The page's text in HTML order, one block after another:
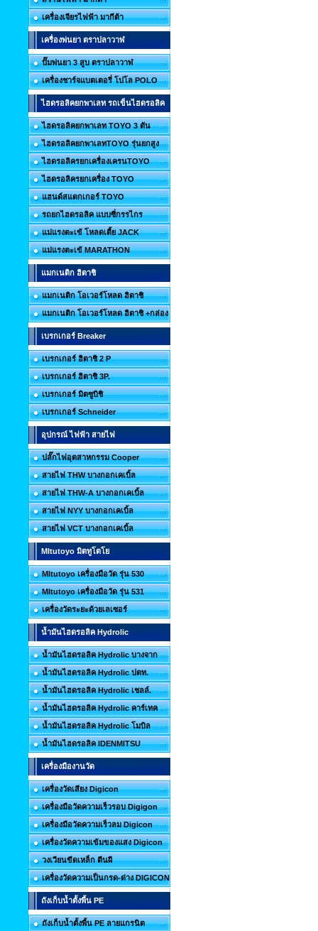
เครื่องเจียรไฟฟ้า มากีต้า
เครื่องพ่นยา ตราปลาวาฬ
ปั๊มพ่นยา 3 สูบ ตราปลาวาฬ
เครื่องชาร์จแบตเตอรี่ โปโล POLO
ไฮดรอลิคยกพาเลท รถเข็นไฮดรอลิค
ไฮดรอลิคยกพาเลท TOYO 3 ตัน
ไฮดรอลิคยกพาเลทTOYO รุ่นยกสูง
ไฮดรอลิครยกเครื่องเครนTOYO
ไฮดรอลิครยกเครื่อง TOYO
แฮนด์สแตกเกอร์ TOYO
รถยกไฮดรอลิค แบบซี่กรรไกร
แม่แรงตะเข้ โหลดเตี้ย JACK
แม่แรงตะเข้ MARATHON
แมกเนติก ฮิตาชิ
แมกเนติก โอเวอร์โหลด ฮิตาชิ
แมกเนติก โอเวอร์โหลด ฮิตาชิ +กล่อง
เบรกเกอร์ Breaker
เบรกเกอร์ ฮิตาชิ 2 P
เบรกเกอร์ ฮิตาชิ 3P.
เบรกเกอร์ มิตซูบิชิ
เบรกเกอร์ Schneider
อุปกรณ์ ไฟฟ้า สายไฟ
ปลั๊กไฟอุตสาหกรรม Cooper
สายไฟ THW บางกอกเคเบิ้ล
สายไฟ THW-A บางกอกเคเบิ้ล
สายไฟ NYY บางกอกเคเบิ้ล
สายไฟ VCT บางกอกเคเบิ้ล
MItutoyo มิตทูโตโย
MItutoyo เครื่องมือวัด รุ่น 530
MItutoyo เครื่องมือวัด รุ่น 531
เครื่องวัดระยะด้วยเลเซอร์
น้ำมันไฮดรอลิค Hydrolic
น้ำมันไฮดรอลิค Hydrolic บางจาก
น้ำมันไฮดรอลิค Hydrolic ปตท.
น้ำมันไฮดรอลิค Hydrolic เชลล์.
น้ำมันไฮดรอลิค Hydrolic คาร์เทค
น้ำมันไฮดรอลิค Hydrolic โมบิล
น้ำมันไฮดรอลิค IDENMITSU
เครื่องมืองานวัด
เครื่องวัดเสียง Digicon
เครื่องมือวัดความเร็วรอบ Digigon
เครื่องมือวัดความเร็วลม Digicon
เครื่องวัดความเข้มของแสง Digicon
วงเวียนขีดเหล็ก ตีนผี
เครื่องวัดความเป็นกรด-ด่าง DIGICON
ถังเก็บน้ำตั้งพื้น PE
ถังเก็บน้ำตั้งพื้น PE ลายแกรนิต